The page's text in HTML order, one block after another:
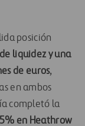
posición
liquidez y una
de euros,
en ambos
completó la
en Heathrow